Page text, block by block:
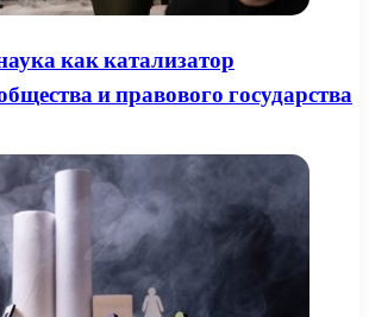
как катализатор
и правового государства